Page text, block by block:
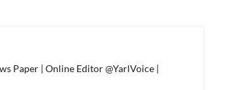
Paper | Online Editor @YarlVoice |